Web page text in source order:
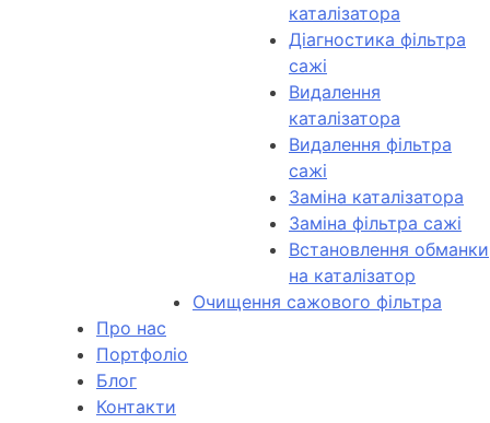
каталізатора
Діагностика фільтра
сажі
Видалення
каталізатора
Видалення фільтра
сажі
Заміна каталізатора
Заміна фільтра сажі
Встановлення обманки
на каталізатор
Очищення сажового фільтра
Про нас
Портфоліо
Блог
Контакти